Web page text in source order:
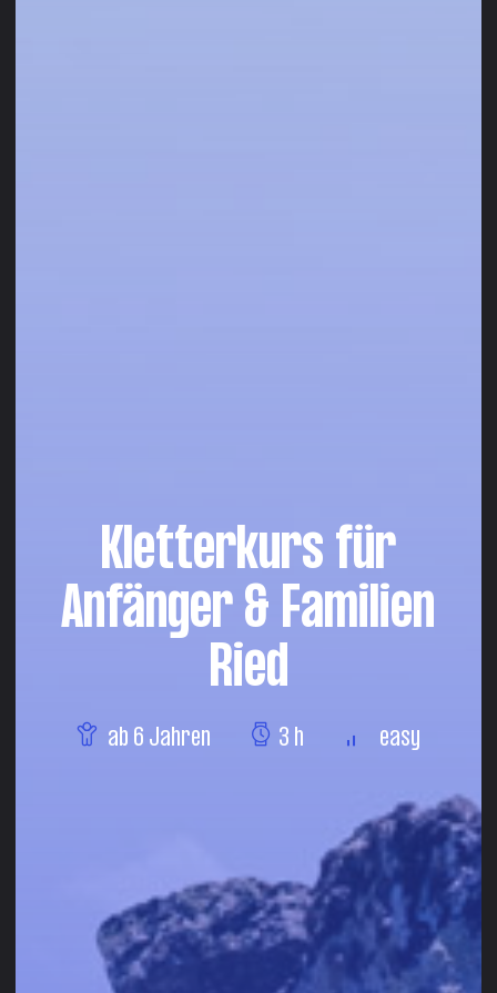
Kletterkurs für
Anfänger & Familien
Ried
ab 6 Jahren 3 h easy